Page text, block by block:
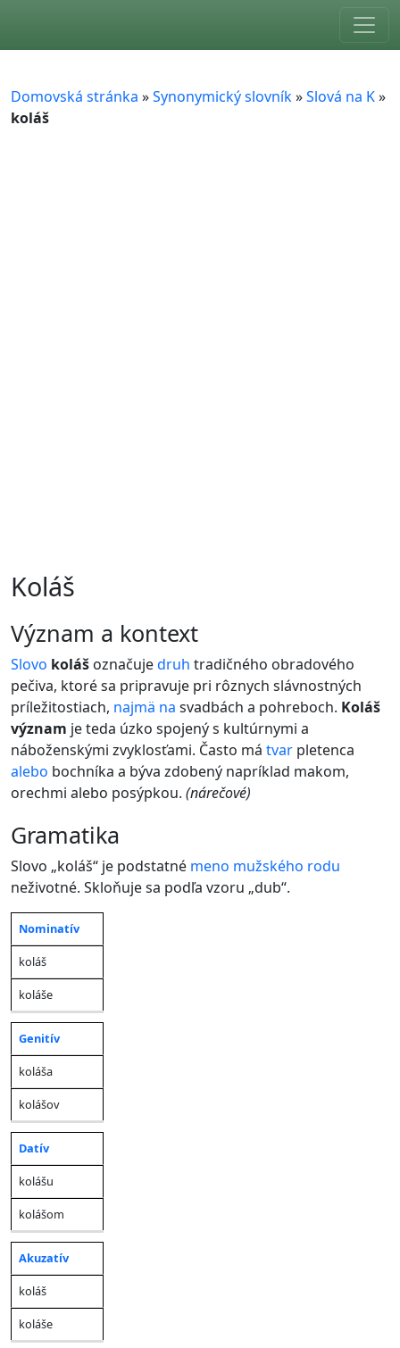
Domovská stránka »Synonymický slovník»Slová na K»
koláš
Koláš
význam a kontext
Slovo koláš označujedruh tradičného obradového
pečiva, ktoré sa pripravuje pri rôznych slávnostných
príležitostiach, najmä na svadbách a pohreboch. Koláš
význam je teda úzko spojený s kultúrnymi a
náboženskými zvyklosťami. Často má tvar pletenca
alebo bochníka a býva zdobený napríklad makom,
orechmi alebo posýpkou. (nárečové)
gramatika
Slovo „koláš“ je podstatné meno mužského rodu
neživotné. Skloňuje sa podľa vzoru „dub“.
Pád
Jednotné
číslo
Nominatív
koláš
koláše
Genitív
koláša
kolášov
Datív
kolášu
kolášom
Akuzatív
koláš
koláše